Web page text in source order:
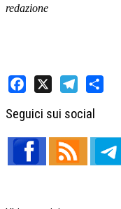
redazione
Seguici sui social